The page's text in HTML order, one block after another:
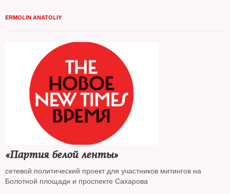
ERMOLIN ANATOLIY
«Партия белой ленты»
сетевой политический проект для участников митингов на
Болотной площади и проспекте Сахарова